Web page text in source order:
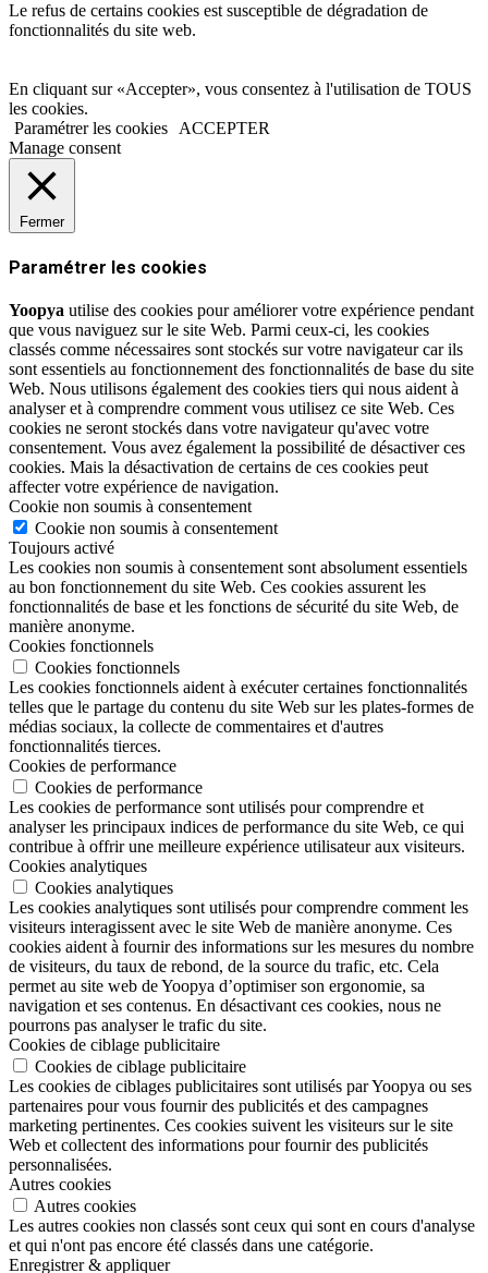
Le refus de certains cookies est susceptible de dégradation de
fonctionnalités du site web.
En cliquant sur «Accepter», vous consentez à l'utilisation de TOUS
les cookies.
Paramétrer les cookies
ACCEPTER
Manage consent
Fermer
Paramétrer les cookies
Yoopya utilise des cookies pour améliorer votre expérience pendant
que vous naviguez sur le site Web. Parmi ceux-ci, les cookies
classés comme nécessaires sont stockés sur votre navigateur car ils
sont essentiels au fonctionnement des fonctionnalités de base du site
Web. Nous utilisons également des cookies tiers qui nous aident à
analyser et à comprendre comment vous utilisez ce site Web. Ces
cookies ne seront stockés dans votre navigateur qu'avec votre
consentement. Vous avez également la possibilité de désactiver ces
cookies. Mais la désactivation de certains de ces cookies peut
affecter votre expérience de navigation.
Cookie non soumis à consentement
Cookie non soumis à consentement
Toujours activé
Les cookies non soumis à consentement sont absolument essentiels
au bon fonctionnement du site Web. Ces cookies assurent les
fonctionnalités de base et les fonctions de sécurité du site Web, de
manière anonyme.
Cookies fonctionnels
Cookies fonctionnels
Les cookies fonctionnels aident à exécuter certaines fonctionnalités
telles que le partage du contenu du site Web sur les plates-formes de
médias sociaux, la collecte de commentaires et d'autres
fonctionnalités tierces.
Cookies de performance
Cookies de performance
Les cookies de performance sont utilisés pour comprendre et
analyser les principaux indices de performance du site Web, ce qui
contribue à offrir une meilleure expérience utilisateur aux visiteurs.
Cookies analytiques
Cookies analytiques
Les cookies analytiques sont utilisés pour comprendre comment les
visiteurs interagissent avec le site Web de manière anonyme. Ces
cookies aident à fournir des informations sur les mesures du nombre
de visiteurs, du taux de rebond, de la source du trafic, etc. Cela
permet au site web de Yoopya d’optimiser son ergonomie, sa
navigation et ses contenus. En désactivant ces cookies, nous ne
pourrons pas analyser le trafic du site.
Cookies de ciblage publicitaire
Cookies de ciblage publicitaire
Les cookies de ciblages publicitaires sont utilisés par Yoopya ou ses
partenaires pour vous fournir des publicités et des campagnes
marketing pertinentes. Ces cookies suivent les visiteurs sur le site
Web et collectent des informations pour fournir des publicités
personnalisées.
Autres cookies
Autres cookies
Les autres cookies non classés sont ceux qui sont en cours d'analyse
et qui n'ont pas encore été classés dans une catégorie.
Enregistrer & appliquer